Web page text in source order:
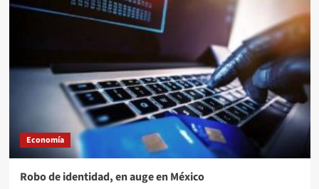
México
repunta;
en
junio
Economía
Robo de identidad, en auge en México